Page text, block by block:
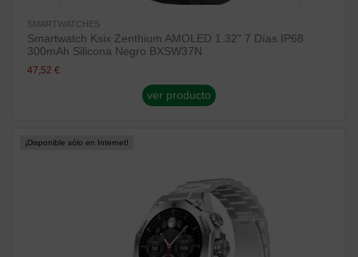
SMARTWATCHES
Smartwatch Ksix Zenthium AMOLED 1.32" 7 Días IP68
300mAh Silicona Negro BXSW37N
47,52 €
ver producto
¡Disponible sólo en Internet!